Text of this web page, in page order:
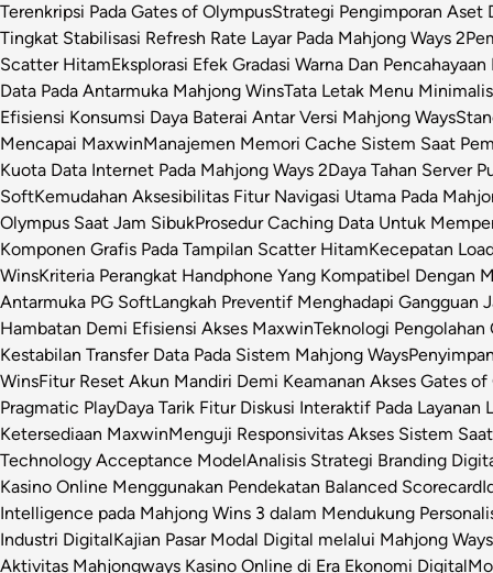
Terenkripsi Pada Gates of OlympusStrategi Pengimporan Aset
Tingkat Stabilisasi Refresh Rate Layar Pada Mahjong Ways 2
Scatter HitamEksplorasi Efek Gradasi Warna Dan
Data Pada Antarmuka Mahjong WinsTata Letak Menu
Efisiensi Konsumsi Daya Baterai Antar Versi Mahjong Ways
Mencapai MaxwinManajemen Memori Cache Sistem Saat
Kuota Data Internet Pada Mahjong Ways 2Daya Tahan Server
SoftKemudahan Aksesibilitas Fitur Navigasi Utama Pada
Olympus Saat Jam SibukProsedur Caching Data Untuk
Komponen Grafis Pada Tampilan Scatter HitamKecepatan
WinsKriteria Perangkat Handphone Yang Kompatibel Dengan
Antarmuka PG SoftLangkah Preventif Menghadapi Gangguan
Hambatan Demi Efisiensi Akses MaxwinTeknologi
Kestabilan Transfer Data Pada Sistem Mahjong Ways
WinsFitur Reset Akun Mandiri Demi Keamanan Akses Gates of
Pragmatic PlayDaya Tarik Fitur Diskusi Interaktif Pada Layanan
Ketersediaan MaxwinMenguji Responsivitas Akses Sistem
Technology Acceptance ModelAnalisis Strategi Branding
Kasino Online Menggunakan Pendekatan Balanced Scorecard
Intelligence pada Mahjong Wins 3 dalam Mendukung
Industri DigitalKajian Pasar Modal Digital melalui Mahjong
Aktivitas Mahjongways Kasino Online di Era Ekonomi Digital